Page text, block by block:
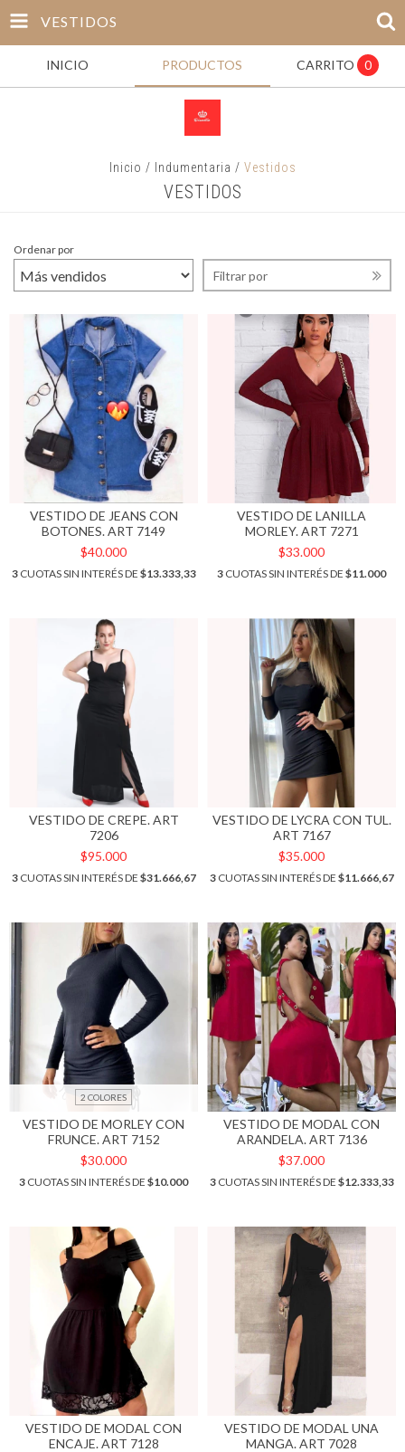
VESTIDOS
INICIO PRODUCTOS CARRITO 0
Inicio / Indumentaria / Vestidos
VESTIDOS
Ordenar por
Filtrar por
VESTIDO DE JEANS CON
BOTONES. ART 7149
$40.000
3CUOTAS SIN INTERÉS DE $13.333,33
VESTIDO DE LANILLA
MORLEY. ART 7271
$33.000
3 CUOTAS SIN INTERÉS DE $11.000
VESTIDO DE CREPE. ART
7206
$95.000
3CUOTAS SIN INTERÉS DE $31.666,67
VESTIDO DE LYCRA CON TUL.
ART 7167
$35.000
3CUOTAS SIN INTERÉS DE $11.666,67
2 COLORES
VESTIDO DE MORLEY CON
FRUNCE. ART 7152
$30.000
3 CUOTAS SIN INTERÉS DE $10.000
VESTIDO DE MODAL CON
ARANDELA. ART 7136
$37.000
3CUOTAS SIN INTERÉS DE $12.333,33
VESTIDO DE MODAL CON
ENCAJE. ART 7128
VESTIDO DE MODAL UNA
MANGA. ART 7028